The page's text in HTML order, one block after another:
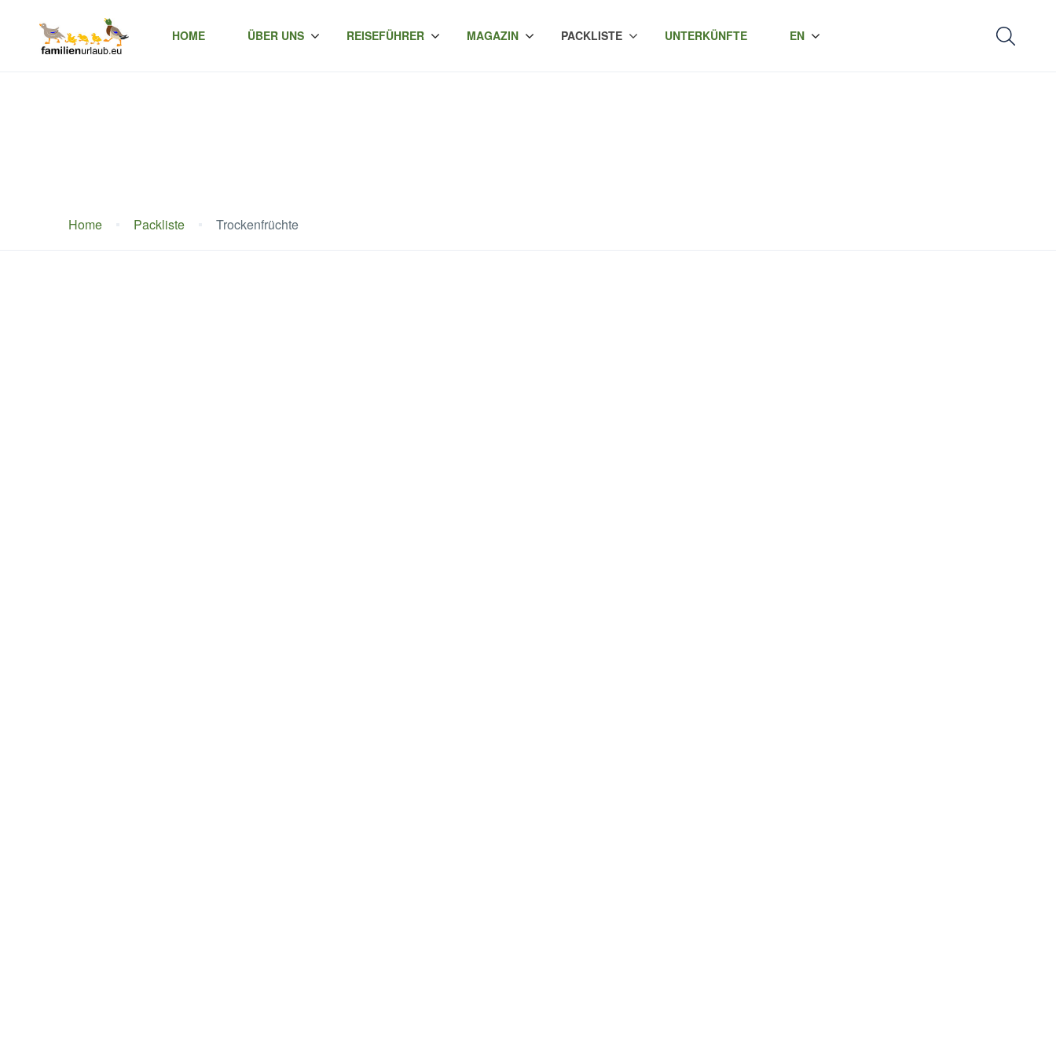
HOME ÜBER UNS REISEFÜHRER MAGAZIN PACKLISTE UNTERKÜNFTE EN
Home Packliste Trockenfrüchte